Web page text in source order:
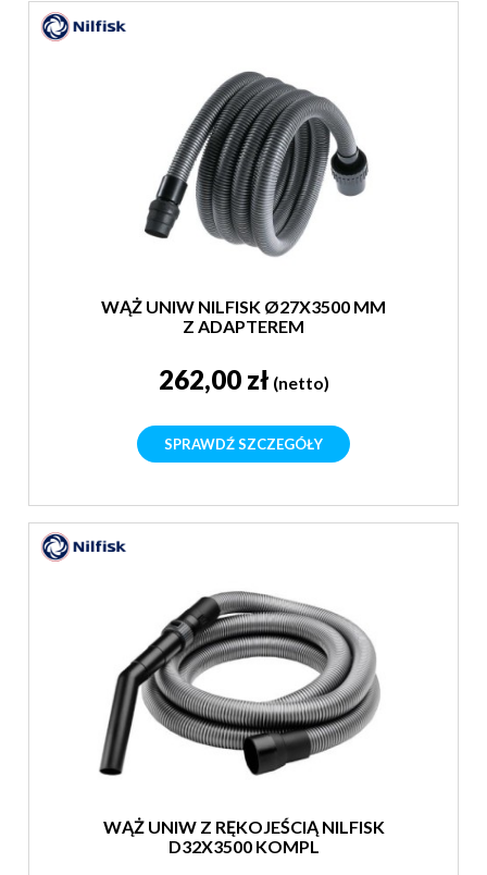
WĄŻ UNIW NILFISK Ø27X3500 MM
Z ADAPTEREM
262,00 zł (netto)
SPRAWDŹ SZCZEGÓŁY
WĄŻ UNIW Z RĘKOJEŚCIĄ NILFISK
D32X3500 KOMPL